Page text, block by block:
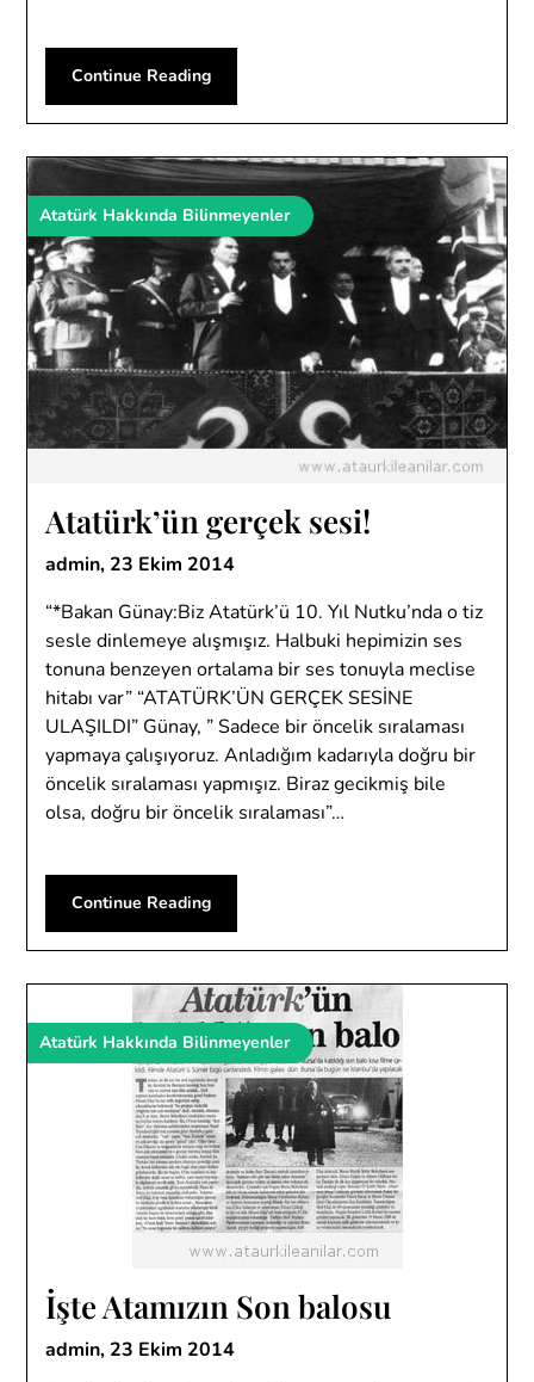
Continue Reading
Atatürk Hakkında Bilinmeyenler
Atatürk’ün gerçek sesi!
admin, 23 Ekim 2014
“*Bakan Günay:Biz Atatürk’ü 10. Yıl Nutku’nda o tiz
sesle dinlemeye alışmışız. Halbuki hepimizin ses
tonuna benzeyen ortalama bir ses tonuyla meclise
hitabı var” “ATATÜRK’ÜN GERÇEK SESİNE
ULAŞILDI” Günay, ” Sadece bir öncelik sıralaması
yapmaya çalışıyoruz. Anladığım kadarıyla doğru bir
öncelik sıralaması yapmışız. Biraz gecikmiş bile
olsa, doğru bir öncelik sıralaması”…
Continue Reading
Atatürk Hakkında Bilinmeyenler
İşte Atamızın Son balosu
admin, 23 Ekim 2014